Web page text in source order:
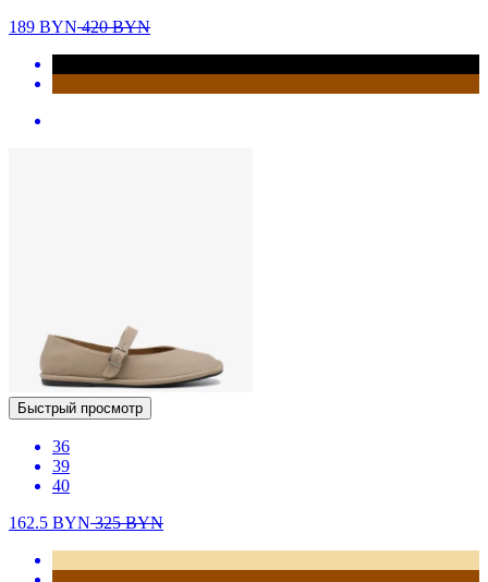
189 BYN420BYN
Быстрый просмотр
36
39
40
162.5 BYN325BYN